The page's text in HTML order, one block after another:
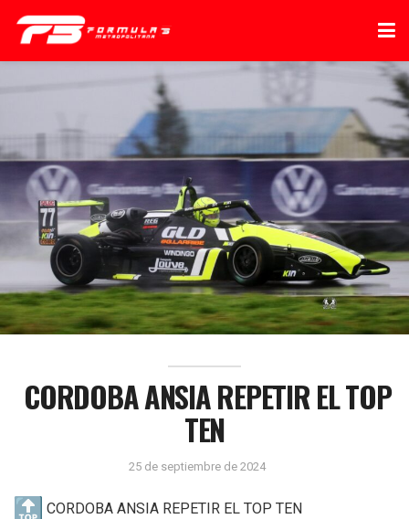
CORDOBA ANSIA REPETIR EL TOP
TEN
25 de septiembre de 2024
CORDOBA ANSIA REPETIR EL TOP TEN